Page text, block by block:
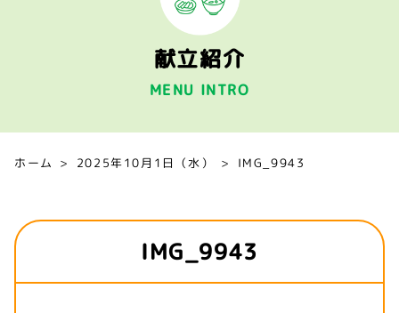
献立紹介
MENU INTRO
ホーム 2025年10月1日（水） IMG_9943
IMG_9943